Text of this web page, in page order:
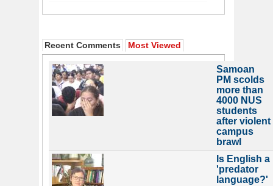
Recent Comments Most Viewed
Samoan
PM scolds
more than
4000 NUS
students
after violent
campus
brawl
Is English a
'predator
language?'